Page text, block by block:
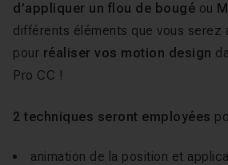
d’appliquer un flou de bougé ou
différents éléments que vous serez
pour réaliser vos motion design
Pro CC !
2 techniques seront employées
animation de la position et